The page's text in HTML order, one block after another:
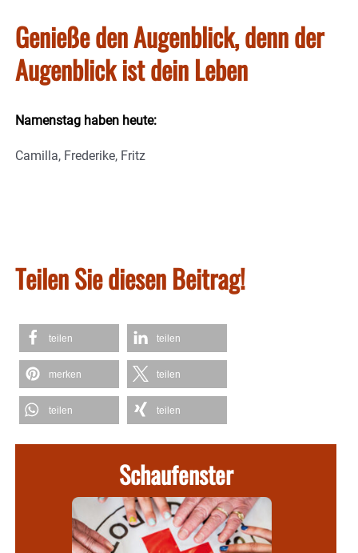
Genieße den Augenblick, denn der
Augenblick ist dein Leben
Namenstag haben heute:
Camilla, Frederike, Fritz
Teilen Sie diesen Beitrag!
teilen teilen
merken teilen
teilen teilen
Schaufenster